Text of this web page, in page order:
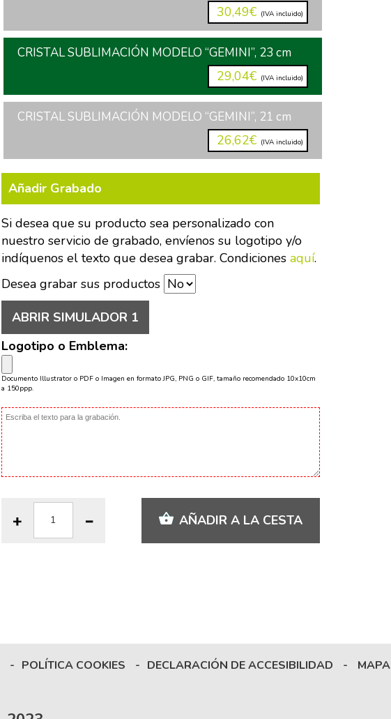
30,49€ (IVA incluido)
CRISTAL SUBLIMACIÓN MODELO “GEMINI”, 23 cm
29,04€ (IVA incluido)
CRISTAL SUBLIMACIÓN MODELO “GEMINI”, 21 cm
26,62€ (IVA incluido)
Añadir Grabado
Si desea que su producto sea personalizado con
nuestro servicio de grabado, envíenos su logotipo y/o
indíquenos el texto que desea grabar. Condiciones aquí.
Desea grabar sus productos
ABRIR SIMULADOR 1
Logotipo o Emblema:
Documento Illustrator o PDF o Imagen en formato JPG, PNG o GIF, tamaño recomendado 10x10cm
a 150ppp.
AÑADIR A LA CESTA
- POLÍTICA COOKIES - DECLARACIÓN DE ACCESIBILIDAD -
MAPA